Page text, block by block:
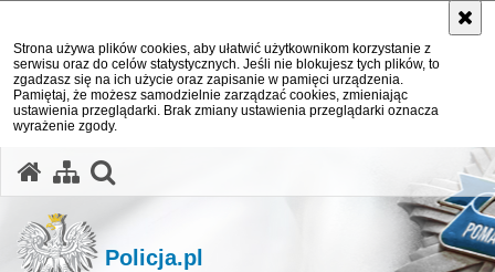
Strona używa plików cookies, aby ułatwić użytkownikom korzystanie z
serwisu oraz do celów statystycznych. Jeśli nie blokujesz tych plików, to
zgadzasz się na ich użycie oraz zapisanie w pamięci urządzenia.
Pamiętaj, że możesz samodzielnie zarządzać cookies, zmieniając
ustawienia przeglądarki. Brak zmiany ustawienia przeglądarki oznacza
wyrażenie zgody.
Policja.pl